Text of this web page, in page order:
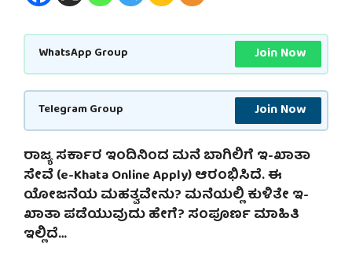
WhatsApp Group Join Now
Telegram Group Join Now
ರಾಜ್ಯ ಸರ್ಕಾರ ಇಂದಿನಿಂದ ಮನೆ ಬಾಗಿಲಿಗೆ ಇ-ಖಾತಾ
ಸೇವೆ (e-Khata Online Apply) ಆರಂಭಿಸಿದೆ. ಈ
ಯೋಜನೆಯ ಮಹತ್ವವೇನು? ಮನೆಯಲ್ಲಿ ಕುಳಿತೇ ಇ-
ಖಾತಾ ಪಡೆಯುವುದು ಹೇಗೆ? ಸಂಪೂರ್ಣ ಮಾಹಿತಿ
ಇಲ್ಲಿದೆ…